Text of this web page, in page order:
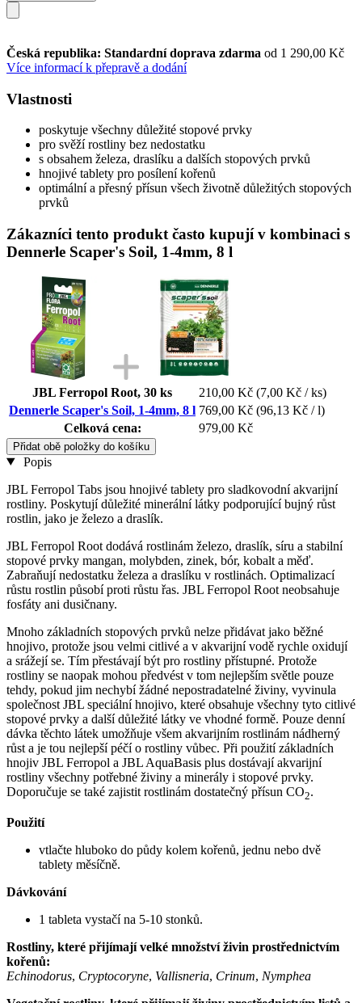
Česká republika: Standardní doprava zdarma od 1 290,00 Kč
Více informací k přepravě a dodání
Vlastnosti
poskytuje všechny důležité stopové prvky
pro svěží rostliny bez nedostatku
s obsahem železa, draslíku a dalších stopových prvků
hnojivé tablety pro posílení kořenů
optimální a přesný přísun všech životně důležitých stopových
prvků
Zákazníci tento produkt často kupují v kombinaci s
Dennerle Scaper's Soil, 1-4mm, 8 l
JBL Ferropol Root, 30 ks 210,00 Kč (7,00 Kč / ks)
Dennerle Scaper's Soil, 1-4mm, 8 l 769,00 Kč (96,13 Kč / l)
Celková cena:
979,00 Kč
Přidat obě položky do košíku
Popis
JBL Ferropol Tabs jsou hnojivé tablety pro sladkovodní akvarijní
rostliny. Poskytují důležité minerální látky podporující bujný růst
rostlin, jako je železo a draslík.
JBL Ferropol Root dodává rostlinám železo, draslík, síru a stabilní
stopové prvky mangan, molybden, zinek, bór, kobalt a měď.
Zabraňují nedostatku železa a draslíku v rostlinách. Optimalizací
růstu rostlin působí proti růstu řas. JBL Ferropol Root neobsahuje
fosfáty ani dusičnany.
Mnoho základních stopových prvků nelze přidávat jako běžné
hnojivo, protože jsou velmi citlivé a v akvarijní vodě rychle oxidují
a srážejí se. Tím přestávají být pro rostliny přístupné. Protože
rostliny se naopak mohou předvést v tom nejlepším světle pouze
tehdy, pokud jim nechybí žádné nepostradatelné živiny, vyvinula
společnost JBL speciální hnojivo, které obsahuje všechny tyto citlivé
stopové prvky a další důležité látky ve vhodné formě. Pouze denní
dávka těchto látek umožňuje všem akvarijním rostlinám nádherný
růst a je tou nejlepší péčí o rostliny vůbec. Při použití základních
hnojiv JBL Ferropol a JBL AquaBasis plus dostávají akvarijní
rostliny všechny potřebné živiny a minerály i stopové prvky.
Doporučuje se také zajistit rostlinám dostatečný přísun CO2.
Použití
vtlačte hluboko do půdy kolem kořenů, jednu nebo dvě
tablety měsíčně.
Dávkování
1 tableta vystačí na 5-10 stonků.
Rostliny, které přijímají velké množství živin prostřednictvím
kořenů:
Echinodorus, Cryptocoryne, Vallisneria, Crinum, Nymphea